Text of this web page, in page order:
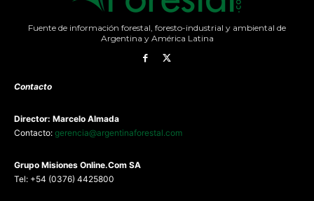
Fuente de información forestal, foresto-industrial y ambiental de
Argentina y América Latina
Contacto
Director: Marcelo Almada
Contacto: gerencia@argentinaforestal.com
Grupo Misiones Online.Com SA
Tel: +54 (0376) 4425800